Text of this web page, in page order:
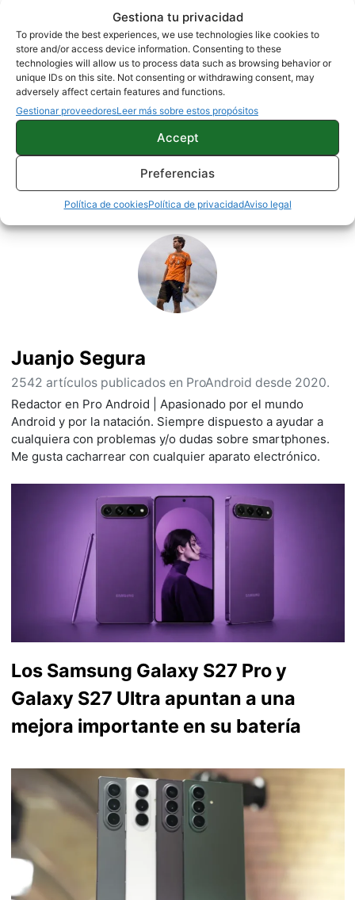
Gestiona tu privacidad
To provide the best experiences, we use technologies like cookies to
store and/or access device information. Consenting to these
technologies will allow us to process data such as browsing behavior or
unique IDs on this site. Not consenting or withdrawing consent, may
adversely affect certain features and functions.
Gestionar proveedoresLeer más sobre estos propósitos
Accept
Preferencias
Política de cookiesPolítica de privacidadAviso legal
render
Fuente|Geekbench Gráficas|GSMArena
NOTICIAS SAMSUNG
Sobre este autor
Juanjo Segura
2542 artículos publicados en ProAndroid desde 2020.
Redactor en Pro Android | Apasionado por el mundo
Android y por la natación. Siempre dispuesto a ayudar a
cualquiera con problemas y/o dudas sobre smartphones.
Me gusta cacharrear con cualquier aparato electrónico.
Los Samsung Galaxy S27 Pro y
Galaxy S27 Ultra apuntan a una
mejora importante en su batería